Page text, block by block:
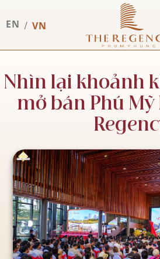
EN VN
Nhìn lại khoảnh
mở bán Phú Mỹ